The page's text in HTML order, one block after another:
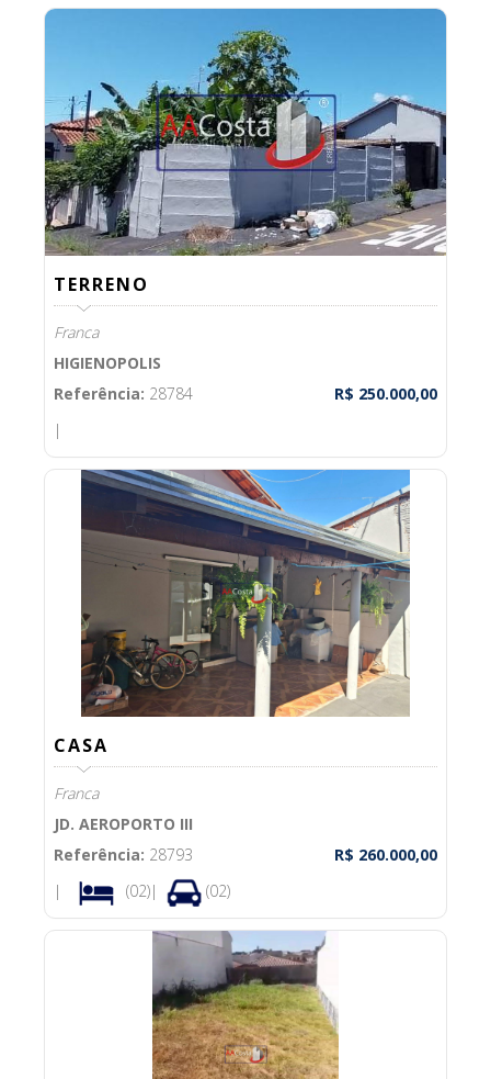
TERRENO
Franca
HIGIENOPOLIS
Referência: 28784
R$ 250.000,00
|
CASA
Franca
JD. AEROPORTO III
Referência: 28793
R$ 260.000,00
|
(02)| (02)